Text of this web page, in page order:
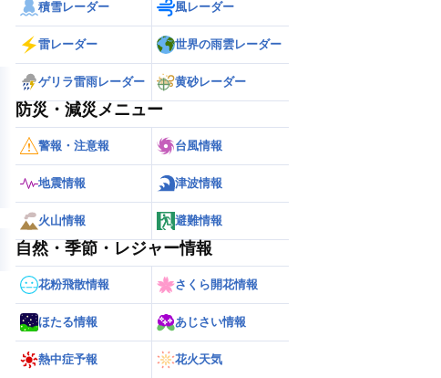
積雪レーダー 風レーダー
雷レーダー 世界の雨雲レーダー
ゲリラ雷雨レーダー 黄砂レーダー
防災・減災メニュー
警報・注意報 台風情報
地震情報 津波情報
火山情報 避難情報
自然・季節・レジャー情報
花粉飛散情報 さくら開花情報
ほたる情報 あじさい情報
熱中症予報 花火天気